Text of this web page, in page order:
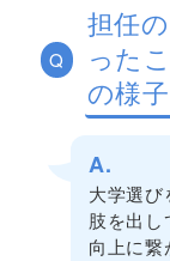
Q
担任
った
の様子
A.
大学選
肢を出
向上に繋